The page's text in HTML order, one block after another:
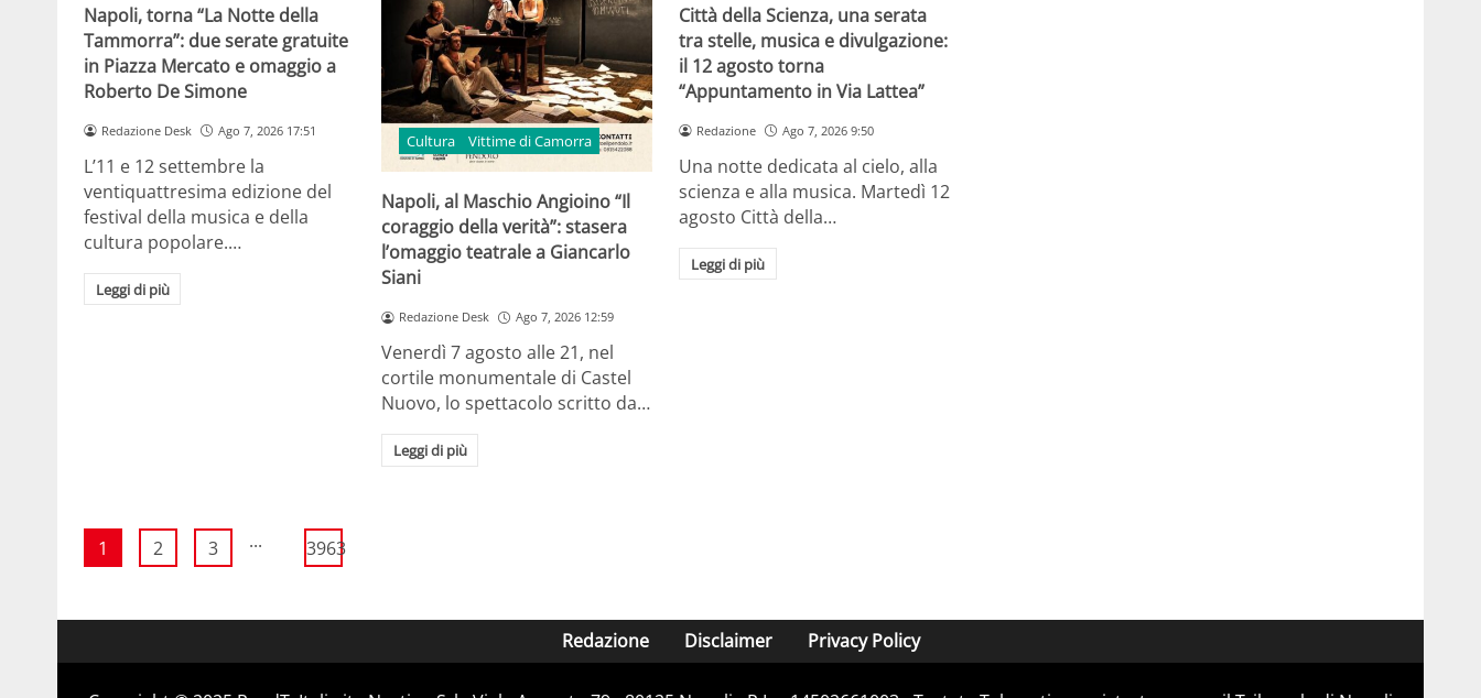
Napoli, torna “La Notte della
Tammorra”: due serate gratuite
in Piazza Mercato e omaggio a
Roberto De Simone
Redazione Desk Ago 7, 2026 17:51
L’11 e 12 settembre la
ventiquattresima edizione del
festival della musica e della
cultura popolare.…
Leggi di più
Cultura Vittime di Camorra
Napoli, al Maschio Angioino “Il
coraggio della verità”: stasera
l’omaggio teatrale a Giancarlo
Siani
Redazione Desk Ago 7, 2026 12:59
Venerdì 7 agosto alle 21, nel
cortile monumentale di Castel
Nuovo, lo spettacolo scritto da…
Leggi di più
Città della Scienza, una serata
tra stelle, musica e divulgazione:
il 12 agosto torna
“Appuntamento in Via Lattea”
Redazione Ago 7, 2026 9:50
Una notte dedicata al cielo, alla
scienza e alla musica. Martedì 12
agosto Città della…
Leggi di più
1 2 3 ... 3963
Redazione Disclaimer Privacy Policy